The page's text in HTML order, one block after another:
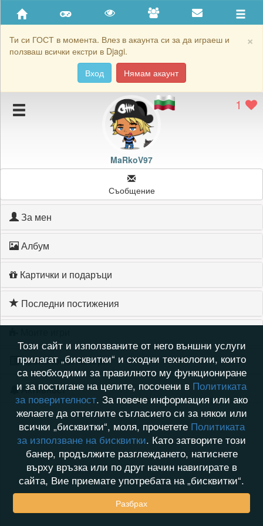
×
Ти си ГОСТ в момента. Влез в акаунта си за да играеш и
ползваш всички екстри в Djagi.
Вход
Нямам акаунт
Приятели
Хронология на игри
Подаръците на MaRkoV97
Картичките на MaRkoV97
1
MaRkoV97
Съобщение
За мен
Албум
Картички и подаръци
Последни постижения
Хронология на игри
Активност
Този сайт и използваните от него външни услуги
прилагат „бисквитки“ и сходни технологии, които
са необходими за правилното му функциониране
и за постигане на целите, посочени в Политиката
за поверителност. За повече информация или ако
желаете да оттеглите съгласието си за някои или
всички „бисквитки“, моля, прочетете Политиката
за използване на бисквитки. Като затворите този
банер, продължите разглеждането, натиснете
върху връзка или по друг начин навигирате в
сайта, Вие приемате употребата на „бисквитки“.
Разбрах